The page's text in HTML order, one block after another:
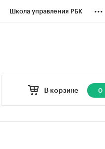
Школа управления РБК ...
В корзине 0